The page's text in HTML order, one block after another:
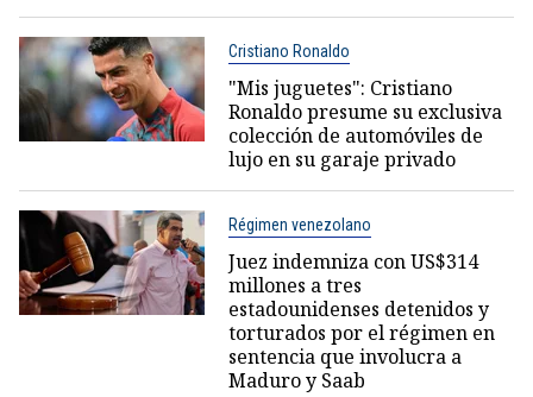
Cristiano Ronaldo
"Mis juguetes": Cristiano
Ronaldo presume su exclusiva
colección de automóviles de
lujo en su garaje privado
Régimen venezolano
Juez indemniza con US$314
millones a tres
estadounidenses detenidos y
torturados por el régimen en
sentencia que involucra a
Maduro y Saab